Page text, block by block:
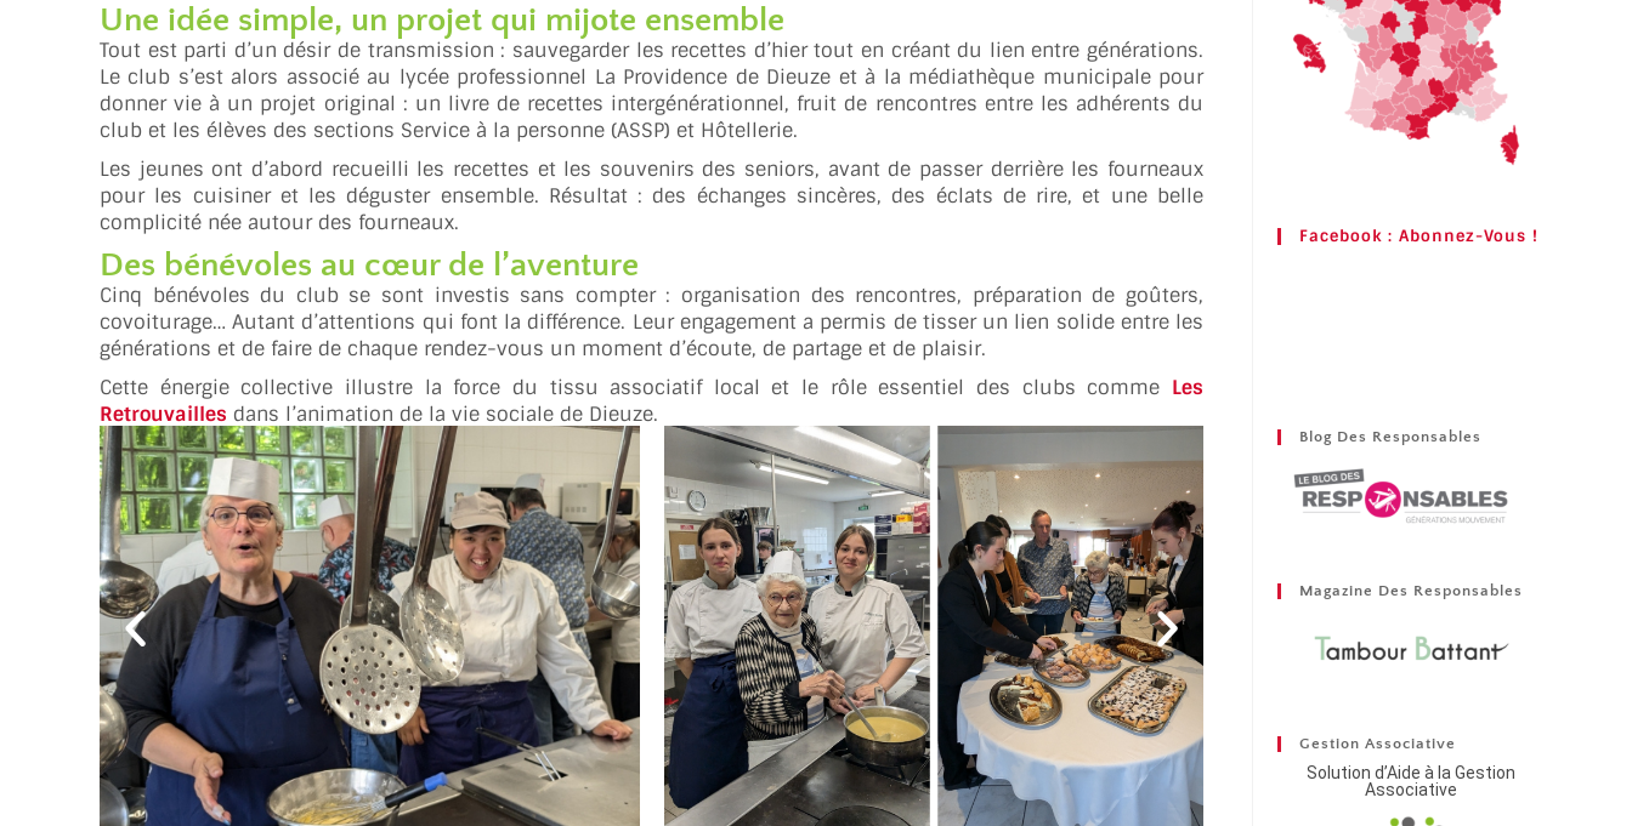
Une idée simple, un projet qui mijote ensemble
Tout est parti d’un désir de transmission : sauvegarder les recettes d’hier tout en créant du lien entre générations.
Le club s’est alors associé au lycée professionnel La Providence de Dieuze et à la médiathèque municipale pour
donner vie à un projet original : un livre de recettes intergénérationnel, fruit de rencontres entre les adhérents du
club et les élèves des sections Service à la personne (ASSP) et Hôtellerie.
Les jeunes ont d’abord recueilli les recettes et les souvenirs des seniors, avant de passer derrière les fourneaux
pour les cuisiner et les déguster ensemble. Résultat : des échanges sincères, des éclats de rire, et une belle
complicité née autour des fourneaux.
Des bénévoles au cœur de l’aventure
Cinq bénévoles du club se sont investis sans compter : organisation des rencontres, préparation de goûters,
covoiturage… Autant d’attentions qui font la différence. Leur engagement a permis de tisser un lien solide entre les
générations et de faire de chaque rendez-vous un moment d’écoute, de partage et de plaisir.
Cette énergie collective illustre la force du tissu associatif local et le rôle essentiel des clubs comme Les
Retrouvailles dans l’animation de la vie sociale de Dieuze.
Facebook : Abonnez-Vous !
Blog Des Responsables
Magazine Des Responsables
Gestion Associative
Solution d’Aide à la Gestion
Associative